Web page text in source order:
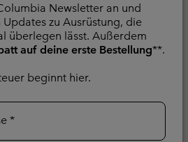
Newsletter an und
zu Ausrüstung, die
überlegen lässt. Außerdem
auf deine erste Bestellung**.
beginnt hier.
Wander-Tights für Frauen
Stretchstoff